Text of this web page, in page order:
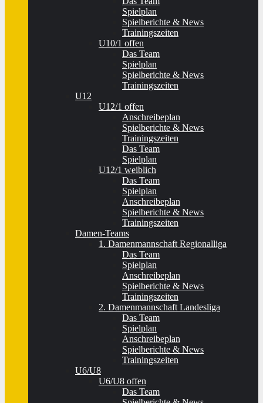
Spielplan
Spielberichte & News
Trainingszeiten
U10/1 offen
Das Team
Spielplan
Spielberichte & News
Trainingszeiten
U12
U12/1 offen
Anschreibeplan
Spielberichte & News
Trainingszeiten
Das Team
Spielplan
U12/1 weiblich
Das Team
Spielplan
Anschreibeplan
Spielberichte & News
Trainingszeiten
Damen-Teams
1. Damenmannschaft Regionalliga
Das Team
Spielplan
Anschreibeplan
Spielberichte & News
Trainingszeiten
2. Damenmannschaft Landesliga
Das Team
Spielplan
Anschreibeplan
Spielberichte & News
Trainingszeiten
U6/U8
U6/U8 offen
Das Team